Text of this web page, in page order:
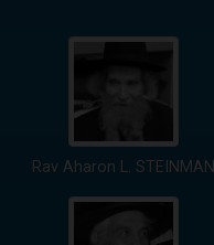
Rav Aharon L. STEINMAN